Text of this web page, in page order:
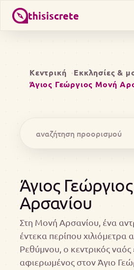
thisiscrete
Κεντρική
Εκκλησίες &
Άγιος Γεώργιος Μονή
Άγιος
Αρσανίου
Στη Μονή Αρσανίου, ένα
έντεκα περίπου χιλιόμετρα
Ρεθύμνου, ο κεντρικός ναός
αφιερωμένος στον Άγιο